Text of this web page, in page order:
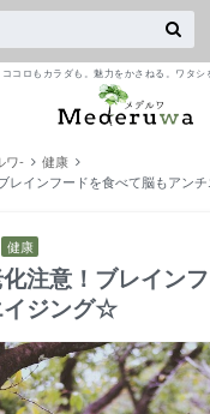
ココロもカラダも。魅力をかさねる。ワタシ
ワ-
健康
レインフードを食べて脳もアン
健康
化注意！ブレイン
イジング☆